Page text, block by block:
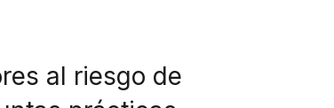
al riesgo de